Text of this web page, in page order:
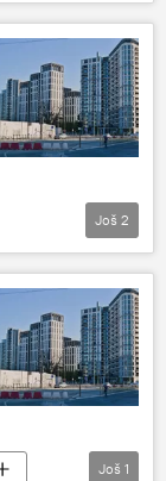
Još 2
Još 1